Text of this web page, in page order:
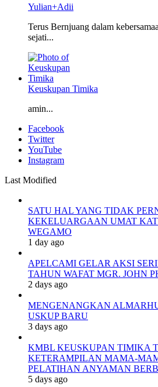
Yulian+Adii
Terus Bernjuang dalam
sejati...
Keuskupan Timika
amin...
Facebook
Twitter
YouTube
Instagram
Last Modified
SATU HAL YANG TIDAK
KEKELUARGAAN UMAT
WEGAMO
1 day ago
APELCAMI GELAR AKSI
TAHUN WAFAT MGR. JOHN
2 days ago
MENGENANGKAN
USKUP BARU
3 days ago
KMBL KEUSKUPAN TIMIKA
KETERAMPILAN MAMA-
PELATIHAN ANYAMAN
5 days ago